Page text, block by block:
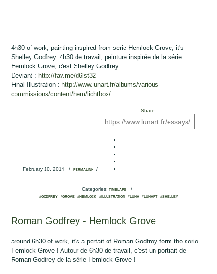
4h30 of work, painting inspired from serie Hemlock Grove, it's
Shelley Godfrey. 4h30 de travail, peinture inspirée de la série
Hemlock Grove, c'est Shelley Godfrey.
Deviant : http://fav.me/d6lst32
Final Illustration : http://www.lunart.fr/albums/various-
commissions/content/hem/lightbox/
February 10, 2014 / PERMALINK/
Share
Categories: TIMELAPS /
#GODFREY #GROVE #HEMLOCK #ILLUSTRATION #LUNA #LUNART #SHELLEY
Roman Godfrey - Hemlock Grove
around 6h30 of work, it's a portait of Roman Godfrey form the serie
Hemlock Grove ! Autour de 6h30 de travail, c'est un portrait de
Roman Godfrey de la série Hemlock Grove !